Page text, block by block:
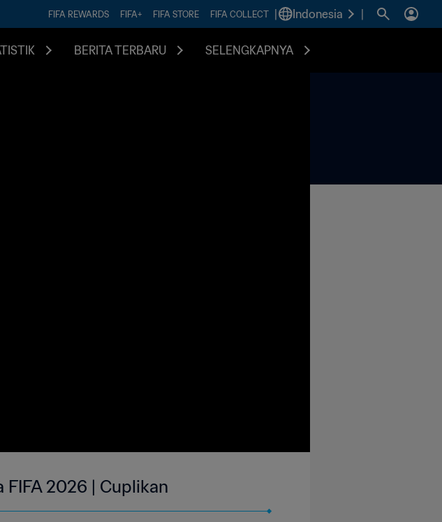
FIFA REWARDS FIFA+ FIFA STORE FIFA COLLECT Indonesia
BERITA TERBARU SELENGKAPNYA
FIFA 2026 | Cuplikan